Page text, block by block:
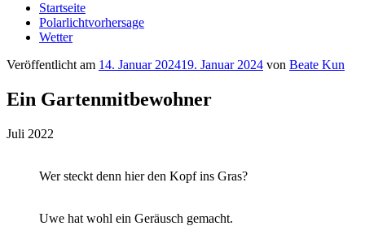
Startseite
Polarlichtvorhersage
Wetter
Veröffentlicht am 14. Januar 202419. Januar 2024 von Beate Kun
Ein Gartenmitbewohner
Juli 2022
Wer steckt denn hier den Kopf ins Gras?
Uwe hat wohl ein Geräusch gemacht.